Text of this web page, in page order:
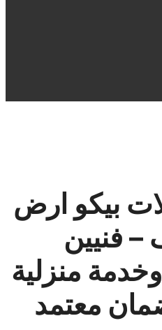
بيكو ارض
– فنيين
منزلية
معتمد